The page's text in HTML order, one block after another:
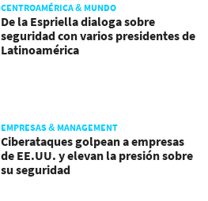
CENTROAMÉRICA & MUNDO
De la Espriella dialoga sobre
seguridad con varios presidentes de
Latinoamérica
EMPRESAS & MANAGEMENT
Ciberataques golpean a empresas
de EE.UU. y elevan la presión sobre
su seguridad